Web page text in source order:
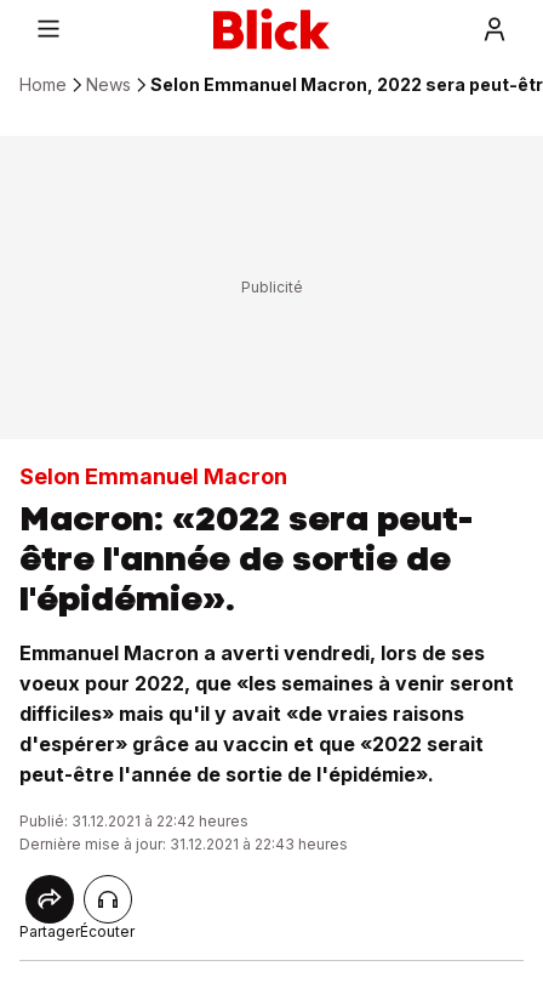
Home News Selon Emmanuel Macron, 2022 sera peut-
Selon Emmanuel Macron
Macron: «2022 sera peut-
être l'année de sortie de
l'épidémie».
Emmanuel Macron a averti vendredi, lors de ses
voeux pour 2022, que «les semaines à venir seront
difficiles» mais qu'il y avait «de vraies raisons
d'espérer» grâce au vaccin et que «2022 serait
peut-être l'année de sortie de l'épidémie».
Publié: 31.12.2021 à 22:42 heures
Dernière mise à jour: 31.12.2021 à 22:43 heures
PartagerÉcouter